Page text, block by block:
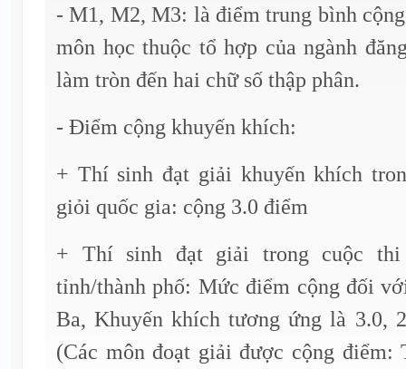
- M1, M2, M3: là điểm trung bình
môn học thuộc tổ hợp của ngành
làm tròn đến hai chữ số thập phân.
- Điểm cộng khuyến khích:
+ Thí sinh đạt giải khuyến khích
giỏi quốc gia: cộng 3.0 điểm
+ Thí sinh đạt giải trong cuộc
tỉnh/thành phố: Mức điểm cộng đối
Ba, Khuyến khích tương ứng là 3.0,
(Các môn đoạt giải được cộng điểm: